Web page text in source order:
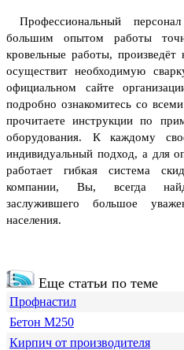
Профессиональный
большим опытом работы
кровельные работы, произведёт
осуществит необходимую
официальном сайте
подробно ознакомитесь со
прочитаете инструкции по
оборудования.
К каждому
индивидуальный подход, а для
работает гибкая система
компании, Вы, всегда
заслужившего большое
населения.
Еще статьи по теме
Профнастил
Бетон М250
Кирпич от производителя